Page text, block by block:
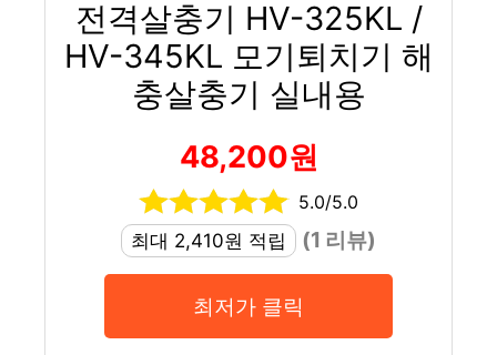
전격살충기 HV-325KL /
HV-345KL 모기퇴치기 해
충살충기 실내용
48,200원
5.0/5.0
최대 2,410원 적립
(1 리뷰)
최저가 클릭